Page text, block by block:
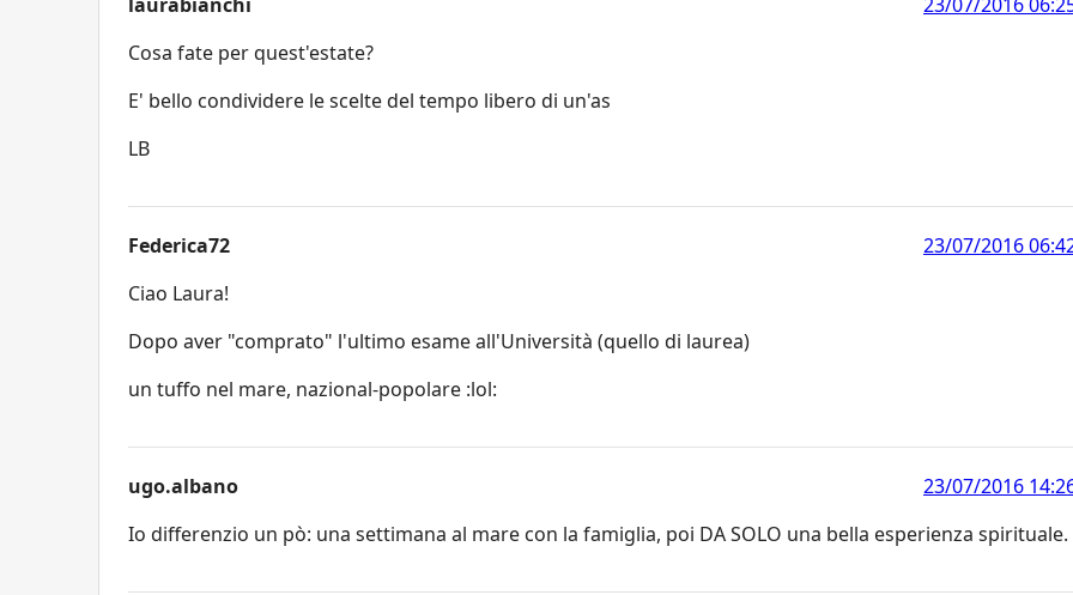
Cosa fate per quest'estate?
E' bello condividere le scelte del tempo libero di un'as
LB
Federica72
23/07/2016
Ciao Laura!
Dopo aver "comprato" l'ultimo esame all'Università (quello di laurea)
un tuffo nel mare, nazional-popolare :lol:
ugo.albano
23/07/2016
Io differenzio un pò: una settimana al mare con la famiglia, poi DA SOLO una bella esperienza spirituale.